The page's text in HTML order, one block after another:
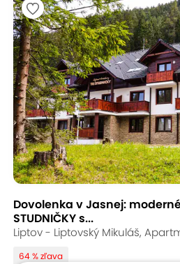
Dovolenka v Jasnej:
STUDNIČKY s...
Liptov - Liptovský Mikuláš,
64 % zľava